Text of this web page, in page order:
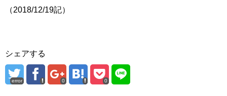
（2018/12/19記）
シェアする
error 0 0